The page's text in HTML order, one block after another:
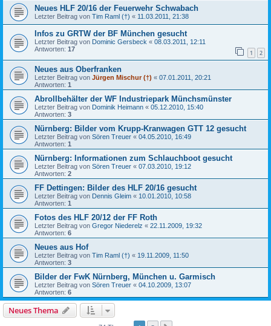
Neues HLF 20/16 der Feuerwehr Schwabach
Letzter Beitrag von Tim Raml (†) « 11.03.2011, 21:38
Infos zu GRTW der BF München gesucht
Letzter Beitrag von Dominic Gersbeck « 08.03.2011, 12:11
Antworten: 17 1 2
Neues aus Oberfranken
Letzter Beitrag von Jürgen Mischur (†) « 07.01.2011, 20:21
Antworten: 1
Abrollbehälter der WF Industriepark Münchsmünster
Letzter Beitrag von Dominik Heimann « 05.12.2010, 15:40
Antworten: 3
Nürnberg: Bilder vom Krupp-Kranwagen GTT 12 gesucht
Letzter Beitrag von Sören Treuer « 04.05.2010, 16:49
Antworten: 1
Nürnberg: Informationen zum Schlauchboot gesucht
Letzter Beitrag von Sören Treuer « 07.03.2010, 19:12
Antworten: 2
FF Dettingen: Bilder des HLF 20/16 gesucht
Letzter Beitrag von Dennis Gleim « 10.01.2010, 10:58
Antworten: 1
Fotos des HLF 20/12 der FF Roth
Letzter Beitrag von Gregor Niederelz « 22.11.2009, 19:32
Antworten: 6
Neues aus Hof
Letzter Beitrag von Tim Raml (†) « 19.11.2009, 11:50
Antworten: 3
Bilder der FwK Nürnberg, München u. Garmisch
Letzter Beitrag von Sören Treuer « 04.10.2009, 13:07
Antworten: 6
Neues Thema